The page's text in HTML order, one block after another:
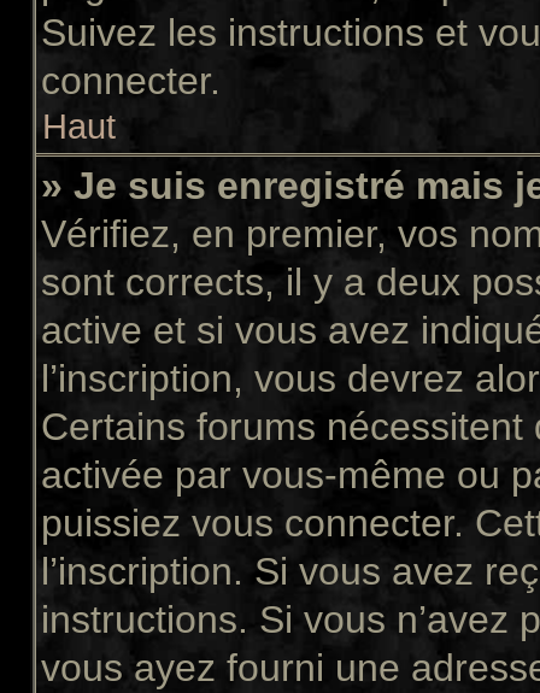
Suivez les instructions et
connecter.
Haut
» Je suis enregistré mais
Vérifiez, en premier, vos
sont corrects, il y a deux
active et si vous avez
l’inscription, vous devrez
Certains forums
activée par vous-même ou
puissiez vous connecter.
l’inscription. Si vous avez
instructions. Si vous n’avez
vous ayez fourni une